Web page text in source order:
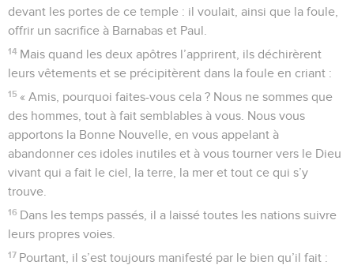
devant les portes de ce temple : il voulait, ainsi que la foule,
offrir un sacrifice à Barnabas et Paul.
14 Mais quand les deux apôtres l’apprirent, ils déchirèrent
leurs vêtements et se précipitèrent dans la foule en criant :
15 « Amis, pourquoi faites-vous cela ? Nous ne sommes que
des hommes, tout à fait semblables à vous. Nous vous
apportons la Bonne Nouvelle, en vous appelant à
abandonner ces idoles inutiles et à vous tourner vers le Dieu
vivant qui a fait le ciel, la terre, la mer et tout ce qui s’y
trouve.
16 Dans les temps passés, il a laissé toutes les nations suivre
leurs propres voies.
17 Pourtant, il s’est toujours manifesté par le bien qu’il fait :